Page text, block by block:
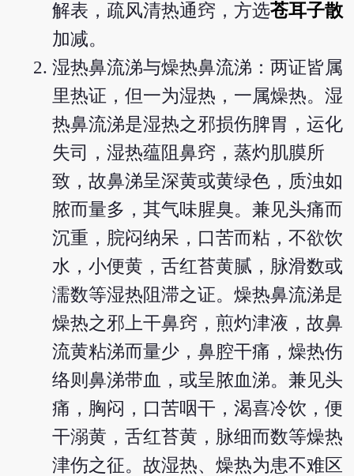
解表，疏风清热通窍，方选苍耳子散
加减。
湿热鼻流涕与燥热鼻流涕：两证皆属
里热证，但一为湿热，一属燥热。湿
热鼻流涕是湿热之邪损伤脾胃，运化
失司，湿热蕴阻鼻窍，蒸灼肌膜所
致，故鼻涕呈深黄或黄绿色，质浊如
脓而量多，其气味腥臭。兼见头痛而
沉重，脘闷纳呆，口苦而粘，不欲饮
水，小便黄，舌红苔黄腻，脉滑数或
濡数等湿热阻滞之证。燥热鼻流涕是
燥热之邪上干鼻窍，煎灼津液，故鼻
流黄粘涕而量少，鼻腔干痛，燥热伤
络则鼻涕带血，或呈脓血涕。兼见头
痛，胸闷，口苦咽干，渴喜冷饮，便
干溺黄，舌红苔黄，脉细而数等燥热
津伤之征。故湿热、燥热为患不难区